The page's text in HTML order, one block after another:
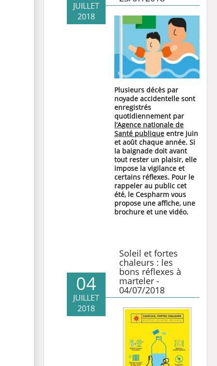
JUILLET
2018
Plusieurs décès par
noyade accidentelle sont
enregistrés
quotidiennement par
l’Agence nationale de
Santé publique entre juin
et août chaque année. Si
la baignade doit avant
tout rester un plaisir, elle
impose la vigilance et
certains réflexes. Pour le
rappeler au public cet
été, le Cespharm vous
propose une affiche, une
brochure et une vidéo.
Soleil et fortes
chaleurs : les
bons réflexes à
marteler -
04/07/2018
04
JUILLET
2018